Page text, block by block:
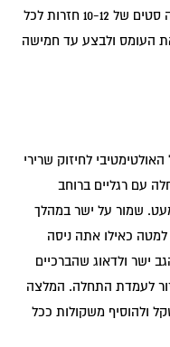
שונות. למתחילים מומלץ להתחיל בשלושה סטים של 10-12 חזרות לכל
העומס ולבצע עד חמישה
לחיזוק שרירי
עם רגליים ברוחב
שמור על ישר במהלך
כאילו אתה ניסה
ישר ולדאוג שהברכיים
לעמדת התחלה. המלצה
ולהוסיף משקולות ככל